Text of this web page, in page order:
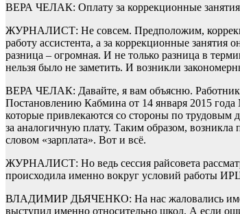
ВЕРА ЧЕЛАК: Оплату за коррекционные занятия
ЖУРНАЛИСТ: Не совсем. Предположим,
работу ассистента, а за коррекционные
разница – огромная. И не только разница в
нельзя было не заметить. И возникли
ВЕРА ЧЕЛАК: Давайте, я вам объясню. Работники
Постановлению Кабмина от 14 января 2015
которые привлекаются со стороны по трудовым
за аналогичную плату. Таким образом,
словом «зарплата». Вот и всё.
ЖУРНАЛИСТ: Но ведь сессия райсовета
происходила именно вокруг условий работы
ВЛАДИМИР ДЬЯЧЕНКО: На нас жаловались
выступил именно относительно школ. А если